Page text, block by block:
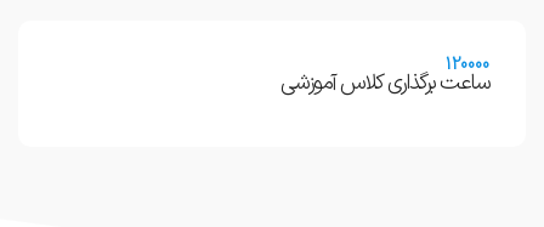
120000
ساعت برگذاری کلاس آموزشی